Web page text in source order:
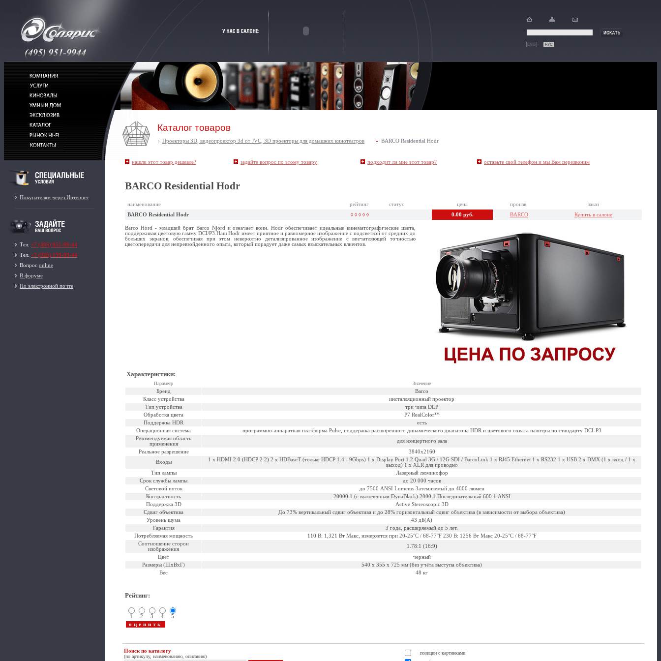
ENG РУС
Покупателям через Интернет
Тел. +7 (495) 951-99-44
Тел. +7 (926) 159-99-44
Вопрос online
В форуме
По электронной почте
Каталог товаров
Проекторы 3D, видеопроектор 3d от JVC, 3D проекторы для домашних кинотеатров BARCO Residential Hodr
нашли этот товар дешевле? задайте вопрос по этому товару подходит ли мне этот товар? оставьте свой телефон и мы Вам перезвоним
BARCO Residential Hodr
наименование рейтинг статус цена произв.
заказ
BARCO Residential Hodr
◊ ◊ ◊ ◊ ◊ 0.00 руб. BARCO Купить в салоне
Barco Hord - младший брат Barco Njord и означает воин.Hodr обеспечивает идеальные кинематографические цвета,
поддерживая цветовую гамму DCI/P3. Наш Hodr имеет приятное и равномерное изображение с подсветкой от средних до
больших экранов, обеспечивая при этом невероятно детализированное изображение с впечатляющей точностью
цветопередачи для непревзойденного опыта, который порадует даже самых взыскательных клиентов.
Характеристики:
Параметр
Значение
Бренд
Barco
Класс устройства
инсталляционный проектор
Тип устройства
три чипа DLP
Обработка цвета
P7 RealColor™
Поддержка HDR
есть
Операционная система
программно-аппаратная платформа Pulse, поддержка расширенного динамического диапазона HDR и цветового охвата палитры по стандарту DCI-P3
Рекомендуемая область
применения
для концертного зала
Реальное разрешение
3840x2160
Входы
1 x HDMI 2.0 (HDCP 2.2) 2 x HDBaseT (только HDCP 1.4 - 9Gbps) 1 x Display Port 1.2 Quad 3G / 12G SDI / BarcoLink 1 x RJ45 Ethernet 1 x RS232 1 x USB 2 x DMX (1 x вход / 1 x
выход) 1 x XLR для проводно
Тип лампы
Лазерный люминофор
Срок службы лампы
до 20 000 часов
Световой поток
до 7500 ANSI Lumems Затемняемый до 4000 люмен
Контрастность
20000:1 (с включенным DynaBlack) 2000:1 Последовательный 600:1 ANSI
Поддержка 3D
Active Stereoscopic 3D
Сдвиг объектива
До 73% вертикальный сдвиг объектива и до 28% горизонтальный сдвиг объектива (в зависимости от выбора объектива)
Уровень шума
43 дБ(A)
Гарантия
3 года, расширяемый до 5 лет.
Потребляемая мощность
110 В: 1,321 Вт Макс, измеряется при 20-25°C / 68-77°F 230 В: 1256 Вт Макс 20-25°C / 68-77°F
Соотношение сторон
изображения
1.78:1 (16:9)
Цвет
черный
Размеры (ШxВxГ)
540 x 355 х 725 мм (без учёта выступа объектива)
Вес
48 кг
Рейтинг:
1 2 3 4 5
Поиск по каталогу
(по артикулу, наименованию, описанию)
позиции с картинками